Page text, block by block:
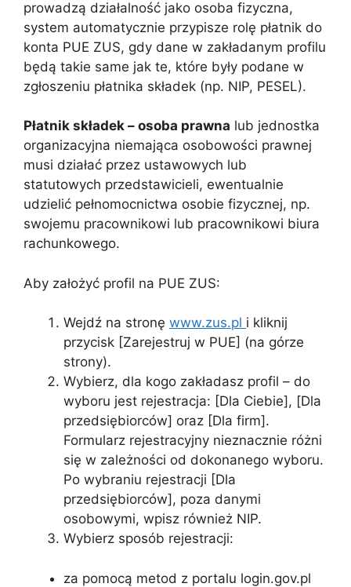
prowadzą działalność jako osoba fizyczna,
system automatycznie przypisze rolę płatnik do
konta PUE ZUS, gdy dane w zakładanym profilu
będą takie same jak te, które były podane w
zgłoszeniu płatnika składek (np. NIP, PESEL).
Płatnik składek – osoba prawna lub jednostka
organizacyjna niemająca osobowości prawnej
musi działać przez ustawowych lub
statutowych przedstawicieli, ewentualnie
udzielić pełnomocnictwa osobie fizycznej, np.
swojemu pracownikowi lub pracownikowi biura
rachunkowego.
Aby założyć profil na PUE ZUS:
Wejdź na stronę www.zus.pl i kliknij
przycisk [Zarejestruj w PUE] (na górze
strony).
Wybierz, dla kogo zakładasz profil – do
wyboru jest rejestracja: [Dla Ciebie], [Dla
przedsiębiorców] oraz [Dla firm].
Formularz rejestracyjny nieznacznie różni
się w zależności od dokonanego wyboru.
Po wybraniu rejestracji [Dla
przedsiębiorców], poza danymi
osobowymi, wpisz również NIP.
Wybierz sposób rejestracji:
za pomocą metod z portalu login.gov.pl